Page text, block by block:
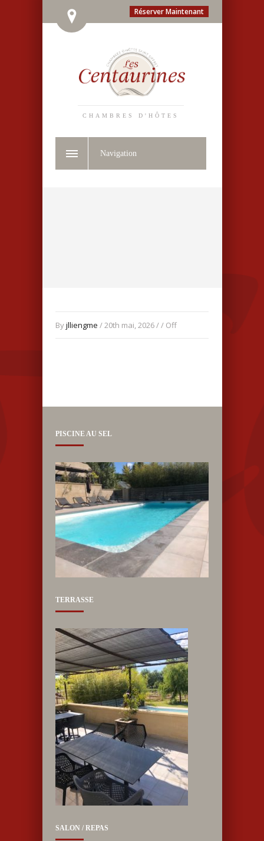
Réserver Maintenant
CHAMBRES D'HÔTES
Navigation
Byjlliengme / 20th mai, 2026 / / Off
PISCINE AU SEL
TERRASSE
SALON / REPAS